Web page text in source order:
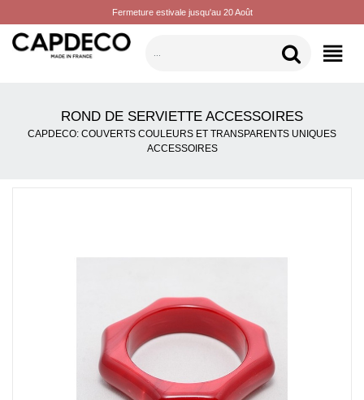
Fermeture estivale jusqu'au 20 Août
CATÉGORIES
ROND DE SERVIETTE ACCESSOIRES
CAPDECO: COUVERTS COULEURS ET TRANSPARENTS UNIQUES
ACCESSOIRES